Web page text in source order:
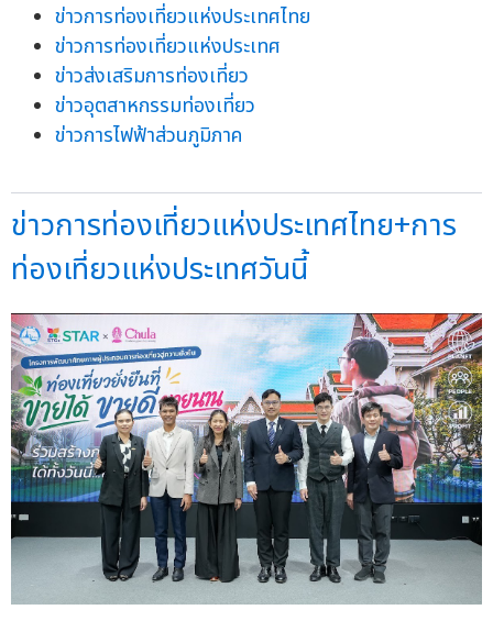
ข่าวการท่องเที่ยวแห่งประเทศไทย
ข่าวการท่องเที่ยวแห่งประเทศ
ข่าวส่งเสริมการท่องเที่ยว
ข่าวอุตสาหกรรมท่องเที่ยว
ข่าวการไฟฟ้าส่วนภูมิภาค
ข่าวการท่องเที่ยวแห่งประเทศไทย+การ
ท่องเที่ยวแห่งประเทศวันนี้